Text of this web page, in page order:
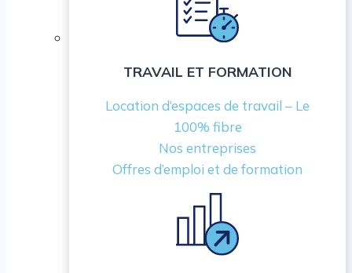
TRAVAIL ET FORMATION
Location d’espaces de travail – Le
100% fibre
Nos entreprises
Offres d’emploi et de formation